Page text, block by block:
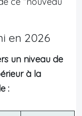
en 2026
un niveau de
à la
: